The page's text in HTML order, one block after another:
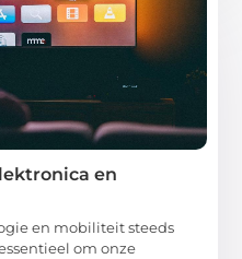
en
en mobiliteit steeds
om onze